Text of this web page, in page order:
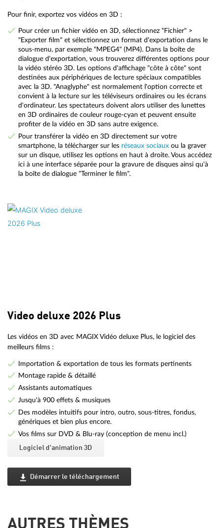
Pour finir, exportez vos vidéos en 3D :
Pour créer un fichier vidéo en 3D, sélectionnez "Fichier" >
"Exporter film" et sélectionnez un format d'exportation dans le
sous-menu, par exemple "MPEG4" (MP4). Dans la boîte de
dialogue d'exportation, vous trouverez différentes options pour
la vidéo stéréo 3D. Les options d'affichage "côte à côte" sont
destinées aux périphériques de lecture spéciaux compatibles
avec la 3D. "Anaglyphe" est normalement l'option correcte et
convient à la lecture sur les téléviseurs ordinaires ou les écrans
d'ordinateur. Les spectateurs doivent alors utiliser des lunettes
en 3D ordinaires de couleur rouge-cyan et peuvent ensuite
profiter de la vidéo en 3D sans autre exigence.
Pour transférer la vidéo en 3D directement sur votre
smartphone, la télécharger sur les réseaux sociauxou la graver
sur un disque, utilisez les options en haut à droite. Vous accédez
ici à une interface séparée pour la gravure de disques ainsi qu'à
la boîte de dialogue "Terminer le film".
Video deluxe 2026 Plus
Les vidéos en 3D avec MAGIX Vidéo deluxe Plus, le logiciel des
meilleurs films :
Importation & exportation de tous les formats pertinents
Montage rapide & détaillé
Assistants automatiques
Jusqu'à 900 effets & musiques
Des modèles intuitifs pour intro, outro, sous-titres, fondus,
génériques et bien plus encore.
Vos films sur DVD & Blu-ray (conception de menu incl.)
Logiciel d'animation 3D
Démarrer le téléchargement